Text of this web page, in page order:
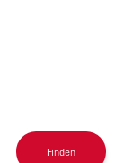
Finden